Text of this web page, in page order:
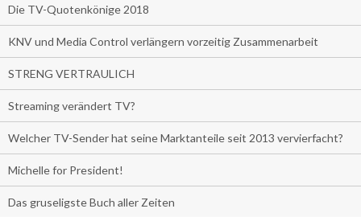
Die TV-Quotenkönige 2018
KNV und Media Control verlängern vorzeitig Zusammenarbeit
STRENG VERTRAULICH
Streaming verändert TV?
Welcher TV-Sender hat seine Marktanteile seit 2013 vervierfacht?
Michelle for President!
Das gruseligste Buch aller Zeiten